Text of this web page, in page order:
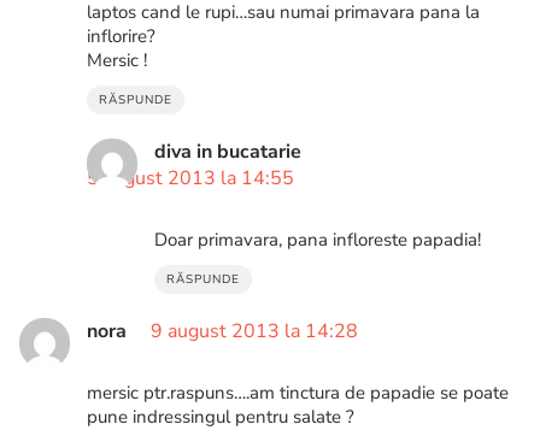
laptos cand le rupi…sau numai primavara pana la
inflorire?
Mersic !
RĂSPUNDE
diva in bucatarie
5 august 2013 la 14:55
Doar primavara, pana infloreste papadia!
RĂSPUNDE
nora 9 august 2013 la 14:28
mersic ptr.raspuns….am tinctura de papadie se poate
pune indressingul pentru salate ?